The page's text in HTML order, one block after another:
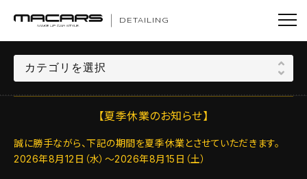
DETAILING
【夏季休業のお知らせ】
誠に勝手ながら、下記の期間を夏季休業とさせていただきます。
2026年8月12日（水）～2026年8月15日（土）